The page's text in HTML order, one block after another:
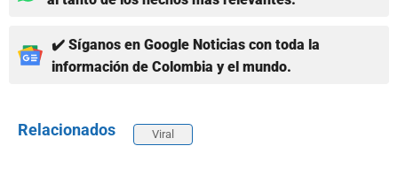
✔️ Síganos en Google Noticias con toda la
información de Colombia y el mundo.
Relacionados Viral